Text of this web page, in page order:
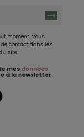
moment. Vous
contact dans les
site.
mes données
à la newsletter.